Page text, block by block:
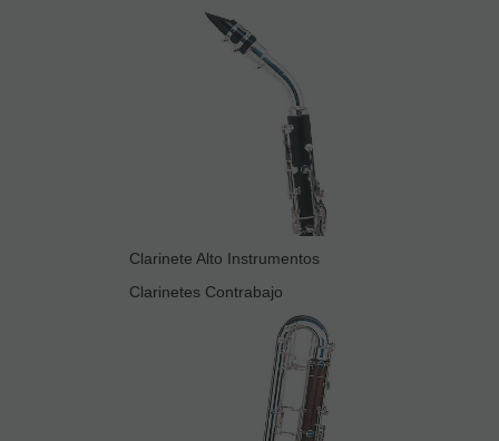
Clarinete Alto Instrumentos
Clarinetes Contrabajo